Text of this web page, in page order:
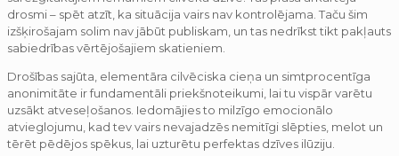
drosmi – spēt atzīt, ka situācija vairs nav kontrolējama. Taču šim
izšķirošajam solim nav jābūt publiskam, un tas nedrīkst tikt pakļauts
sabiedrības vērtējošajiem skatieniem.
Drošības sajūta, elementāra cilvēciska cieņa un simtprocentīga
anonimitāte ir fundamentāli priekšnoteikumi, lai tu vispār varētu
uzsākt atveseļošanos. Iedomājies to milzīgo emocionālo
atvieglojumu, kad tev vairs nevajadzēs nemitīgi slēpties, melot un
tērēt pēdējos spēkus, lai uzturētu perfektas dzīves ilūziju.